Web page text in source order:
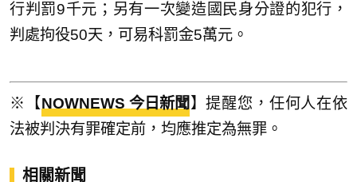
行判罰9千元；另有一次變造國民身分證的犯行，
判處拘役50天，可易科罰金5萬元。
※【NOWNEWS 今日新聞 】提醒您，任何人在依
法被判決有罪確定前，均應推定為無罪。
相關新聞